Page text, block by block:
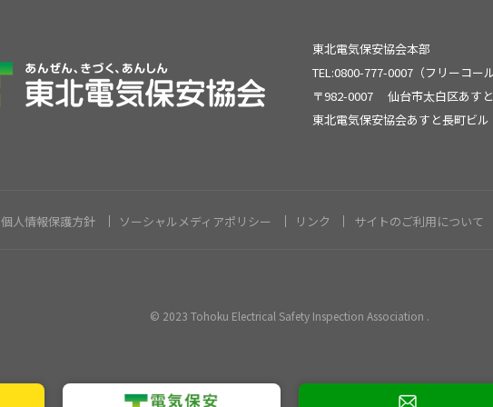
東北電気保安協会本部
TEL:0800-777-0007（フリーコー
〒982-0007
仙台市太白区あ
東北電気保安協会あすと長町ビル
個人情報保護方針 ソーシャルメディアポリシー リンク サイトのご利用について
© 2023 Tohoku Electrical Safety Inspection Association .